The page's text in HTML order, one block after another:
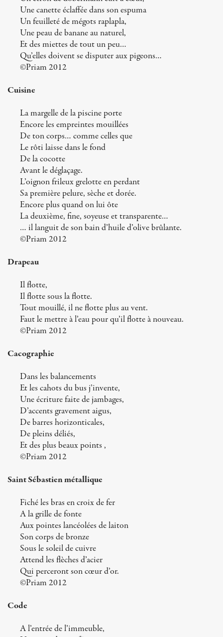
Une canette éclaffée dans son espuma
Un feuilleté de mégots raplapla,
Une peau de banane au naturel,
Et des miettes de tout un peu…
Qu’elles doivent se disputer aux pigeons…
©Priam 2012
Cuisine
La margelle de la piscine porte
Encore les empreintes mouillées
De ton corps… comme celles que
Le rôti laisse dans le fond
De la cocotte
Avant le déglaçage.
L’oignon frileux grelotte en perdant
Sa première pelure, sèche et dorée.
Encore plus quand on lui ôte
La deuxième, fine, soyeuse et transparente…
… il languit de son bain d’huile d’olive brûlante.
©Priam 2012
Drapeau
Il flotte,
Il flotte sous la flotte.
Tout mouillé, il ne flotte plus au vent.
Faut le mettre à l’eau pour qu’il flotte à nouveau.
©Priam 2012
Cacographie
Dans les balancements
Et les cahots du bus j’invente,
Une écriture faite de jambages,
D’accents gravement aigus,
De barres horizonticales,
De pleins déliés,
Et des plus beaux points ,
©Priam 2012
Saint Sébastien métallique
Fiché les bras en croix de fer
A la grille de fonte
Aux pointes lancéolées de laiton
Son corps de bronze
Sous le soleil de cuivre
Attend les flèches d’acier
Qui perceront son cœur d’or.
©Priam 2012
Code
A l’entrée de l’immeuble,